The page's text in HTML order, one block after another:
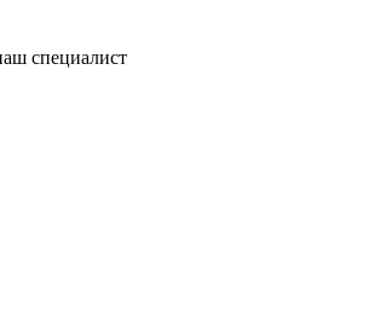
специалист